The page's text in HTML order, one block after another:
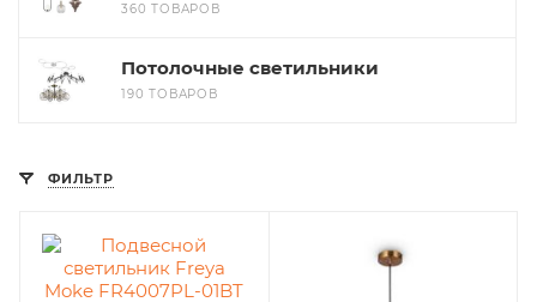
360 ТОВАРОВ
Потолочные светильники
190 ТОВАРОВ
ФИЛЬТР